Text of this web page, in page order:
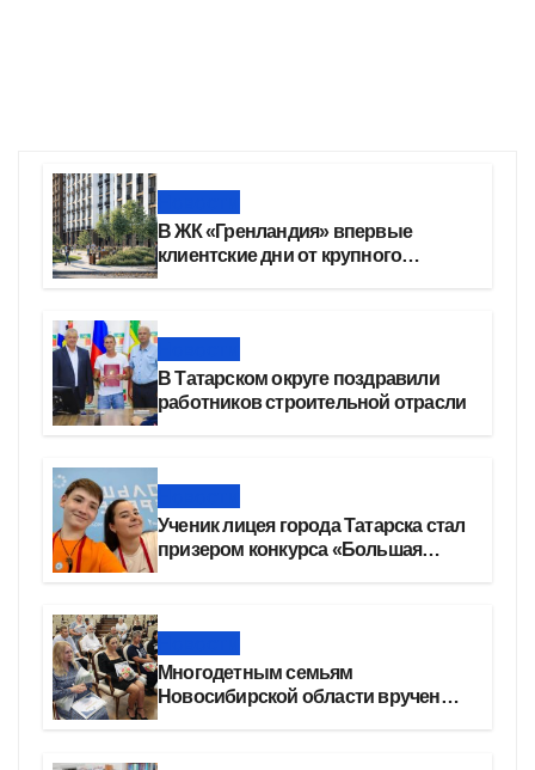
В ЖК «Гренландия» впервые
клиентские дни от крупного
В Татарском округе поздравили
работников строительной отрасли
Ученик лицея города Татарска стал
призером конкурса «Большая
Многодетным семьям
Новосибирской области вручены